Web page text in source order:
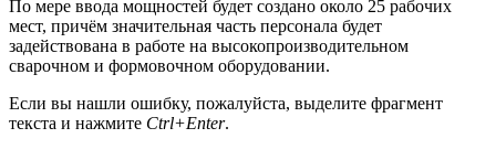
По мере ввода мощностей будет создано около 25 рабочих
мест, причём значительная часть персонала будет
задействована в работе на высокопроизводительном
сварочном и формовочном оборудовании.
Если вы нашли ошибку, пожалуйста, выделите фрагмент
текста и нажмите Ctrl+Enter.